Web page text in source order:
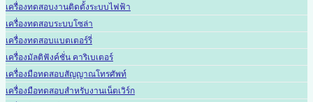
เครื่องทดสอบงานติดตั้งระบบไฟฟ้า
เครื่องทดสอบระบบโซล่า
เครื่องทดสอบแบตเตอร์รี่
เครื่องมัลติฟังค์ชั่น คาริเบเตอร์
เครื่องมือทดสอบสัญญาณโทรศัพท์
เครื่องมือทดสอบสำหรับงานเน็ตเวิร์ก